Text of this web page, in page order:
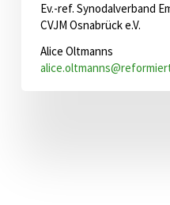
Ev.-ref. Synodalverband
CVJM Osnabrück e.V.
Alice Oltmanns